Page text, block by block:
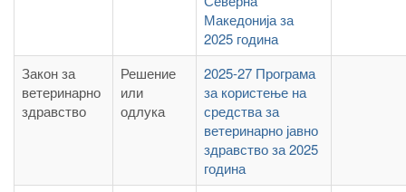
Македонија за
2025 година
Закон за
ветеринарно
здравство
Решение
или
одлука
2025-27 Програма
за користење на
средства за
ветеринарно јавно
здравство за 2025
година